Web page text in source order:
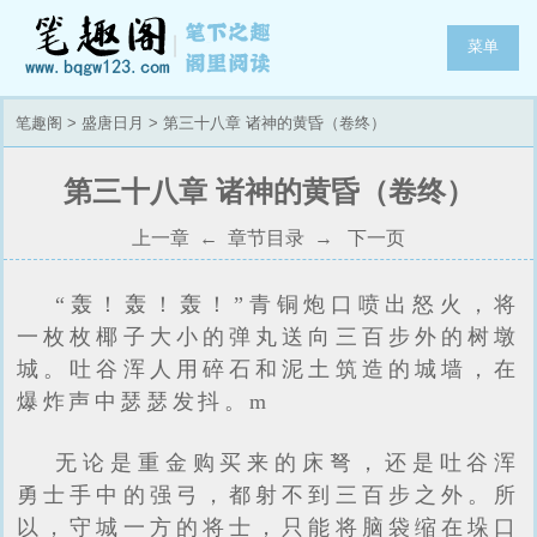
菜单
笔趣阁 > 盛唐日月 > 第三十八章 诸神的黄昏（卷终）
第三十八章 诸神的黄昏（卷终）
上一章 ← 章节目录 → 下一页
“轰！轰！轰！”青铜炮口喷出怒火，将
一枚枚椰子大小的弹丸送向三百步外的树墩
城。吐谷浑人用碎石和泥土筑造的城墙，在
爆炸声中瑟瑟发抖。m
无论是重金购买来的床弩，还是吐谷浑
勇士手中的强弓，都射不到三百步之外。所
以，守城一方的将士，只能将脑袋缩在垛口